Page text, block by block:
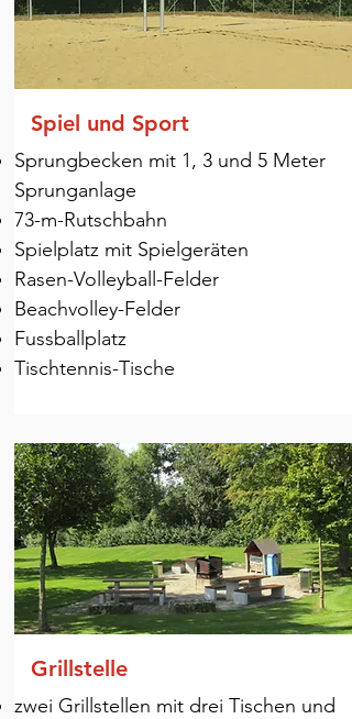
Spiel und Sport
Sprungbecken mit 1, 3 und 5 Meter
Sprunganlage
73-m-Rutschbahn
Spielplatz mit Spielgeräten
Rasen-Volleyball-Felder
Beachvolley-Felder
Fussballplatz
Tischtennis-Tische
Grillstelle
zwei Grillstellen mit drei Tischen und